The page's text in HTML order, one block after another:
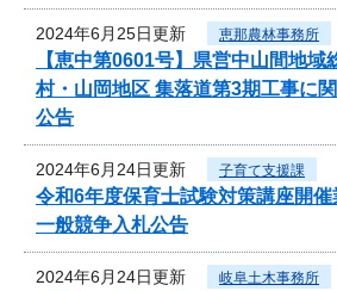
2024年6月25日更新 恵那農林事務所
【恵中第0601号】県営中山間地域
村・山岡地区 集落道第3期工事に
公告
2024年6月24日更新 子育て支援課
令和6年度保育士試験対策講座開
一般競争入札公告
2024年6月24日更新 岐阜土木事務所